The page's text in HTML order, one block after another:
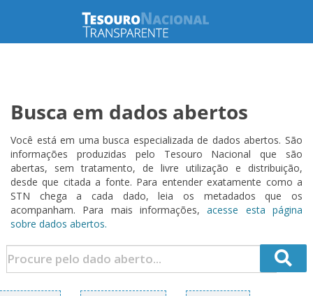
Busca em dados abertos
Você está em uma busca especializada de dados abertos. São
informações produzidas pelo Tesouro Nacional que são
abertas, sem tratamento, de livre utilização e distribuição,
desde que citada a fonte. Para entender exatamente como a
STN chega a cada dado, leia os metadados que os
acompanham. Para mais informações,acesse esta página
sobre dados abertos.